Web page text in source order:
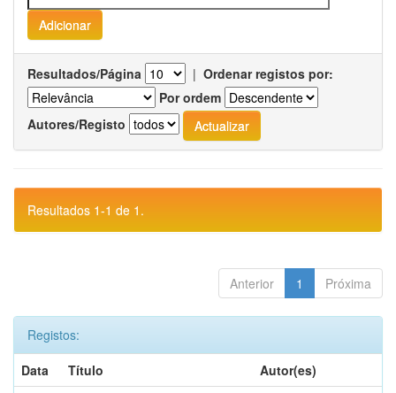
Resultados/Página | Ordenar registos por:
Por ordem
Autores/Registo
Resultados 1-1 de 1.
Anterior 1 Próxima
Registos:
Data
Título
Autor(es)